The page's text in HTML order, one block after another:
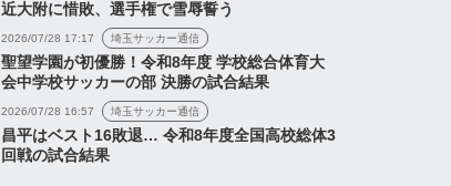
近大附に惜敗、選手権で雪辱誓う
2026/07/28 17:17 埼玉サッカー通信
聖望学園が初優勝！令和8年度 学校総合体育大
会中学校サッカーの部 決勝の試合結果
2026/07/28 16:57 埼玉サッカー通信
昌平はベスト16敗退… 令和8年度全国高校総体3
回戦の試合結果